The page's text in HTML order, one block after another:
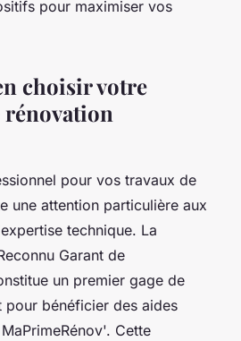
pour maximiser vos
choisir votre
pour vos travaux de
une attention particulière aux
technique. La
Garant de
un premier gage de
pour bénéficier des aides
Cette